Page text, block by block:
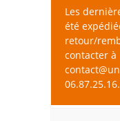
Les
été
retour/
contacter à